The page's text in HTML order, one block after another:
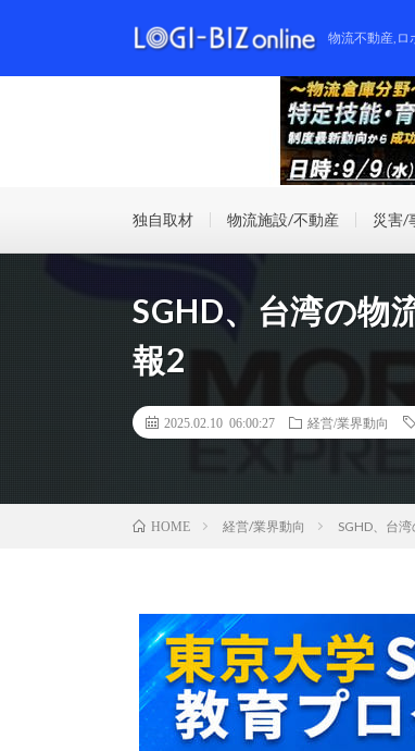
物流不動産,ロ
独自取材 物流施設/不動産 災害/
SGHD、台湾の物
報2
2025.02.10 06:00:27 経営/業界動向
HOME 経営/業界動向 SGHD、台